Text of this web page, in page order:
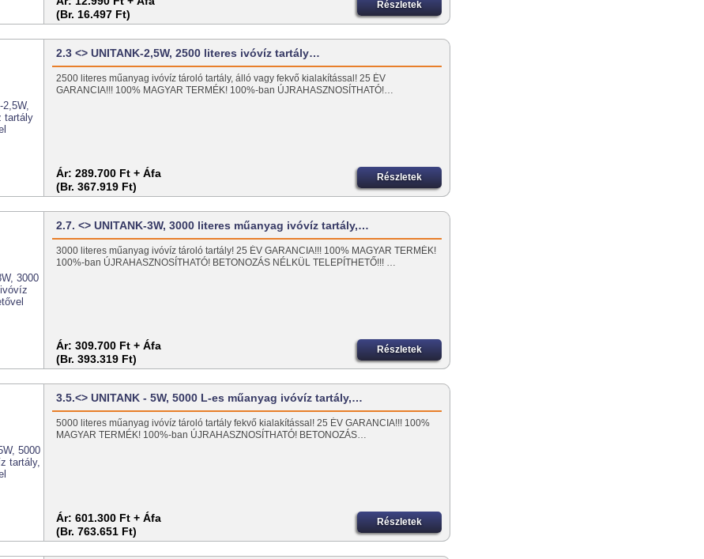
(Br. 16.497 Ft)
Részletek
2.3 <> UNITANK-2,5W, 2500 literes ivóvíz tartály…
2500 literes műanyag ivóvíz tároló tartály, álló vagy fekvő kialakítással! 25 ÉV
GARANCIA!!! 100% MAGYAR TERMÉK! 100%-ban ÚJRAHASZNOSÍTHATÓ!…
Ár: 289.700 Ft + Áfa
(Br. 367.919 Ft)
Részletek
2.7. <> UNITANK-3W, 3000 literes műanyag ivóvíz tartály,…
3000 literes műanyag ivóvíz tároló tartály! 25 ÉV GARANCIA!!! 100% MAGYAR TERMÉK!
100%-ban ÚJRAHASZNOSÍTHATÓ! BETONOZÁS NÉLKÜL TELEPÍTHETŐ!!! …
Ár: 309.700 Ft + Áfa
(Br. 393.319 Ft)
Részletek
3.5.<> UNITANK - 5W, 5000 L-es műanyag ivóvíz tartály,…
5000 literes műanyag ivóvíz tároló tartály fekvő kialakítással! 25 ÉV GARANCIA!!! 100%
MAGYAR TERMÉK! 100%-ban ÚJRAHASZNOSÍTHATÓ! BETONOZÁS…
Ár: 601.300 Ft + Áfa
(Br. 763.651 Ft)
Részletek